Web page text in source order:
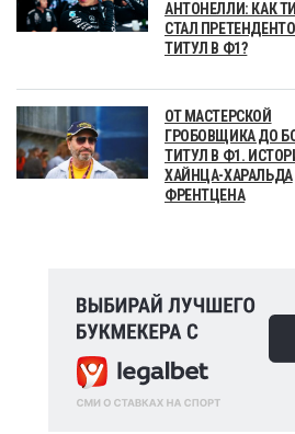
АНТОНЕЛЛИ: КАК
СТАЛ
ТИТУЛ В Ф1?
ОТ МАСТЕРСКОЙ
ГРОБОВЩИКА ДО
ТИТУЛ В Ф1.
ХАЙНЦА-ХАРАЛЬДА
ФРЕНТЦЕНА